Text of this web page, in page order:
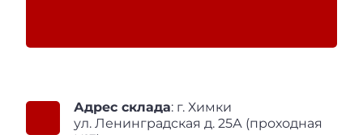
Адрес склада: г. Химки
ул. Ленинградская д. 25А (проходная